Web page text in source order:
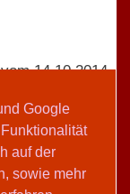
Google
auf der
sowie mehr
14.10.2014